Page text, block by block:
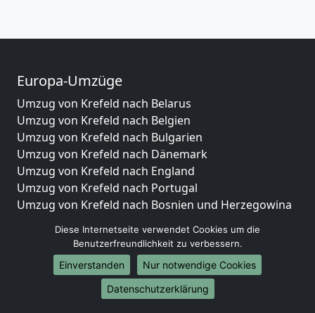
Europa-Umzüge
Umzug von Krefeld nach Belarus
Umzug von Krefeld nach Belgien
Umzug von Krefeld nach Bulgarien
Umzug von Krefeld nach Dänemark
Umzug von Krefeld nach England
Umzug von Krefeld nach Portugal
Umzug von Krefeld nach Bosnien und Herzegowina
Umzug von Krefeld nach Lettland
Umzug von Krefeld nach Zypern
Umzug von Krefeld nach Kroatien
Umzug von Krefeld nach Estland
Diese Internetseite verwendet Cookies um die
Benutzerfreundlichkeit zu verbessern.
Einverstanden
Nur notwendige Cookies
Datenschutzerklärung